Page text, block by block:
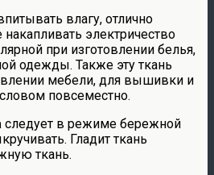
влагу, отлично
накапливать электричество
при изготовлении белья,
одежды. Также эту ткань
мебели, для вышивки и
повсеместно.
следует в режиме бережной
Гладит ткань
ткань.